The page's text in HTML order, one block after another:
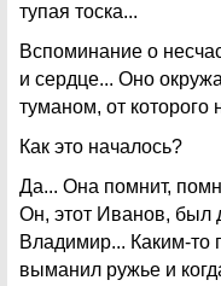
тупая тоска...
Вспоминание о
и сердце... Оно
туманом, от которого
Как это началось?
Да... Она помнит,
Он, этот Иванов, был
Владимир... Каким-
выманил ружье и